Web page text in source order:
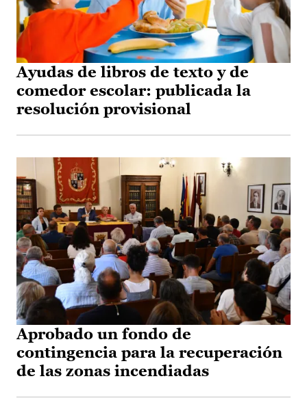
Ayudas de libros de texto y de
comedor escolar: publicada la
resolución provisional
Aprobado un fondo de
contingencia para la recuperación
de las zonas incendiadas